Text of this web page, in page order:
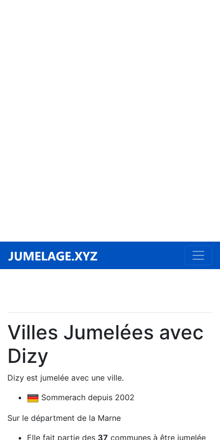
Villes Jumelées avec
Dizy
Dizy est jumelée avec une ville.
Sommerach depuis 2002
Sur le départment de la Marne
Elle fait partie des 37 communes à être jumelée